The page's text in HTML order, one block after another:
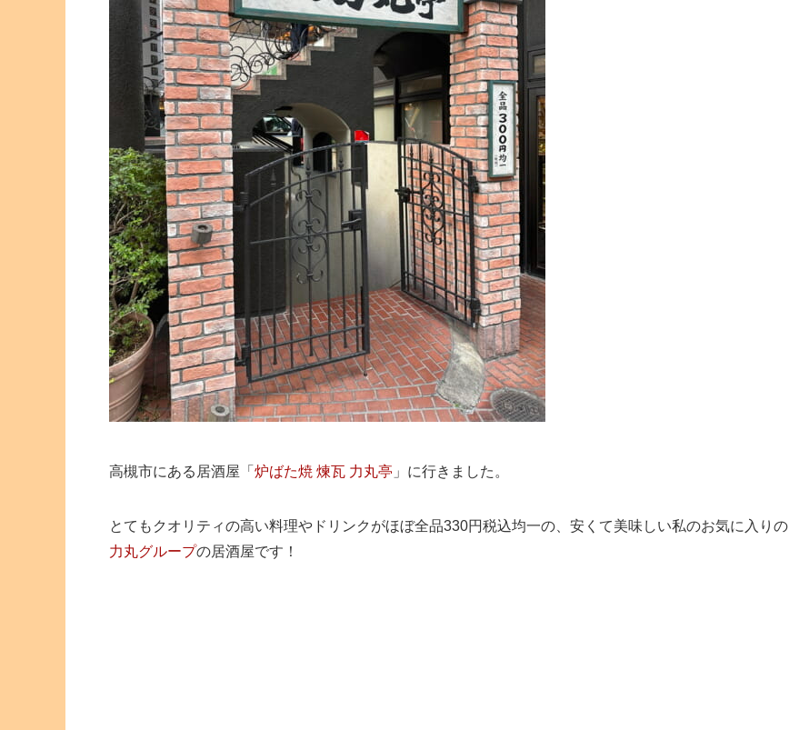
高槻市にある居酒屋「 炉ばた焼 煉瓦 力丸亭 」に行きました。
とてもクオリティの高い料理やドリンクがほぼ全品330円税込均一の、安くて美味しい私のお気に入りの
力丸グループの居酒屋です！